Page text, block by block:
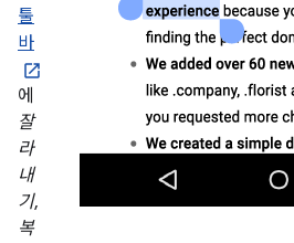
툴
바
에
잘
라
내
기,
복